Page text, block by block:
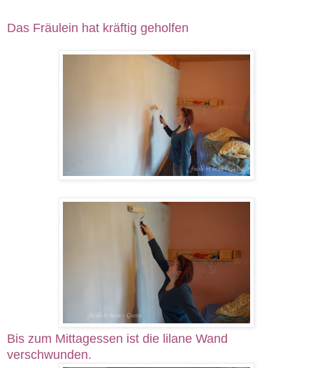
Das Fräulein hat kräftig geholfen
Bis zum Mittagessen ist die lilane Wand
verschwunden.